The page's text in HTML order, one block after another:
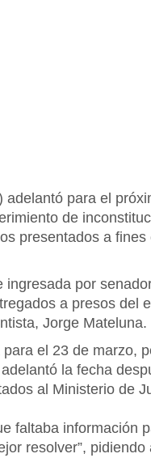
adelantó para el
de
presentados a
ingresada por
a presos del
Jorge Mateluna.
el 23 de marzo,
la fecha
al Ministerio de
faltaba información
resolver”,